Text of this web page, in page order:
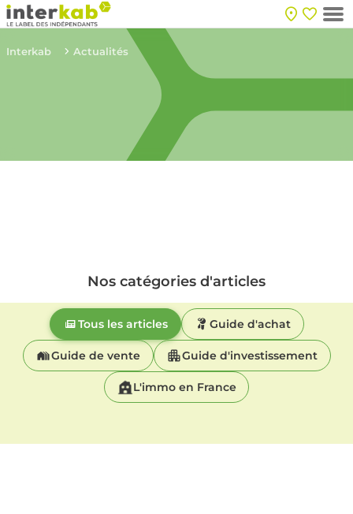
Interkab Actualités
Nos catégories d'articles
Tous les articles Guide d'achat
Guide de vente Guide d'investissement
L'immo en France